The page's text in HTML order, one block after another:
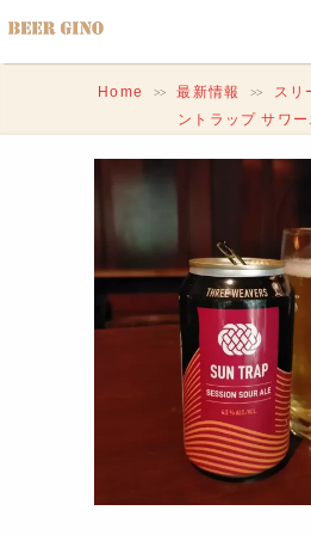
Home >> 最新情報 >>
スリ
ントラップ サワー